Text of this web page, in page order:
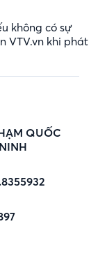
không có sự
VTV.vn khi phát
QUỐC